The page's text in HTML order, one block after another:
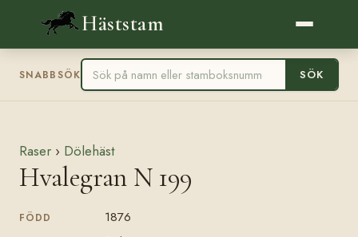
Häststam
SNABBSÖK SÖK
Raser › Dölehäst
Hvalegran N 199
FÖDD 1876